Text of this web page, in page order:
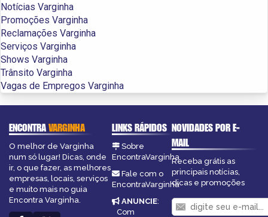
Notícias Varginha
Promoções Varginha
Reclamações Varginha
Serviços Varginha
Shows Varginha
Trânsito Varginha
Vagas de Empregos Varginha
ENCONTRAVARGINHA
O melhor de Varginha
num só lugar! Dicas, onde
ir, o que fazer, as melhores
empresas, locais, serviços
e muito mais no guia
Encontra Varginha.
LINKS RÁPIDOS
Sobre
EncontraVarginha
Fale com o
EncontraVarginha
ANUNCIE:
Com
NOVIDADES POR E-
MAIL
Receba grátis as
principais notícias,
dicas e promoções